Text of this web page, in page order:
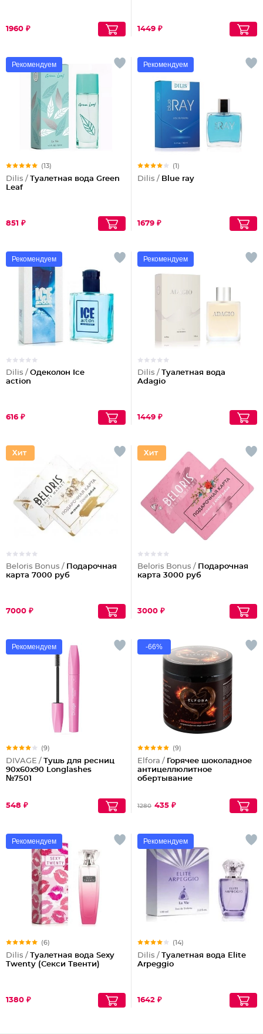
1960 ₽ 1449 ₽
Рекомендуем
(13)
Dilis / Туалетная вода Green
Leaf
851 ₽
Рекомендуем
(1)
Dilis / Blue ray
1679 ₽
Рекомендуем
Dilis / Одеколон Ice
action
616 ₽
Рекомендуем
Dilis / Туалетная вода
Adagio
1449 ₽
Beloris Bonus / Подарочная
карта 7000 руб
7000 ₽
Beloris Bonus / Подарочная
карта 3000 руб
3000 ₽
Рекомендуем
(9)
DIVAGE / Тушь для ресниц
90x60x90 Longlashes
№7501
548 ₽
-66%
(9)
Elfora / Горячее шоколадное
антицеллюлитное
обертывание
1280 435 ₽
Рекомендуем
(6)
Dilis / Туалетная вода Sexy
Twenty (Секси Твенти)
1380 ₽
Рекомендуем
(14)
Dilis / Туалетная вода Elite
Arpeggio
1642 ₽